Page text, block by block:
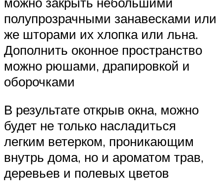
полупрозрачными занавесками или
же шторами их хлопка или льна.
Дополнить оконное пространство
можно рюшами, драпировкой и
оборочками
В результате открыв окна, можно
будет не только насладиться
легким ветерком, проникающим
внутрь дома, но и ароматом трав,
деревьев и полевых цветов